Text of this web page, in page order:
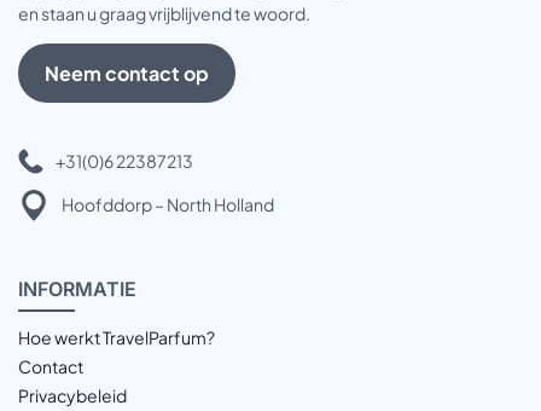
en staan u graag vrijblijvend te woord.
Neem contact op
+31(0)6 22387213
Hoofddorp – North Holland
INFORMATIE
Hoe werkt TravelParfum?
Contact
Privacybeleid